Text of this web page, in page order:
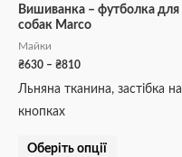
Вишиванка – футболка для
собак Marco
Майки
₴630 – ₴810
Льняна тканина, застібка на
кнопках
Оберіть опції
на